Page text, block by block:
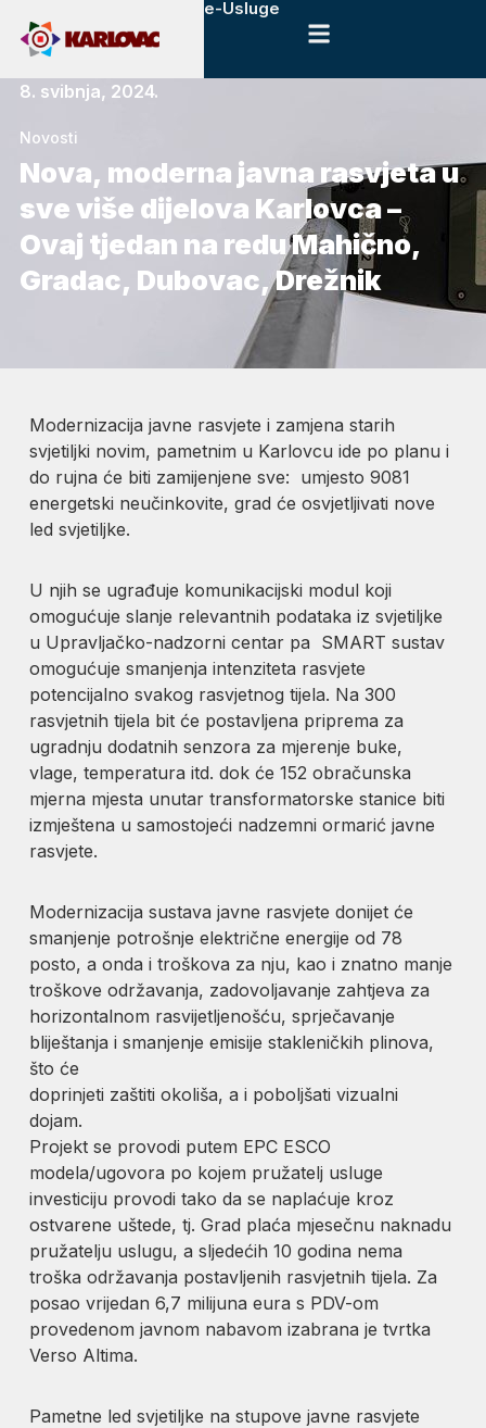
e-Usluge
8. svibnja, 2024.
Novosti
Nova, moderna javna rasvjeta u
sve više dijelova Karlovca –
Ovaj tjedan na redu Mahično,
Gradac, Dubovac, Drežnik
Modernizacija javne rasvjete i zamjena starih
svjetiljki novim, pametnim u Karlovcu ide po planu i
do rujna će biti zamijenjene sve: umjesto 9081
energetski neučinkovite, grad će osvjetljivati nove
led svjetiljke.
U njih se ugrađuje komunikacijski modul koji
omogućuje slanje relevantnih podataka iz svjetiljke
u Upravljačko-nadzorni centar pa SMART sustav
omogućuje smanjenja intenziteta rasvjete
potencijalno svakog rasvjetnog tijela. Na 300
rasvjetnih tijela bit će postavljena priprema za
ugradnju dodatnih senzora za mjerenje buke,
vlage, temperatura itd. dok će 152 obračunska
mjerna mjesta unutar transformatorske stanice biti
izmještena u samostojeći nadzemni ormarić javne
rasvjete.
Modernizacija sustava javne rasvjete donijet će
smanjenje potrošnje električne energije od 78
posto, a onda i troškova za nju, kao i znatno manje
troškove održavanja, zadovoljavanje zahtjeva za
horizontalnom rasvijetljenošću, sprječavanje
bliještanja i smanjenje emisije stakleničkih plinova,
što će
doprinjeti zaštiti okoliša, a i poboljšati vizualni
dojam.
Projekt se provodi putem EPC ESCO
modela/ugovora po kojem pružatelj usluge
investiciju provodi tako da se naplaćuje kroz
ostvarene uštede, tj. Grad plaća mjesečnu naknadu
pružatelju uslugu, a sljedećih 10 godina nema
troška održavanja postavljenih rasvjetnih tijela. Za
posao vrijedan 6,7 milijuna eura s PDV-om
provedenom javnom nabavom izabrana je tvrtka
Verso Altima.
Pametne led svjetiljke na stupove javne rasvjete